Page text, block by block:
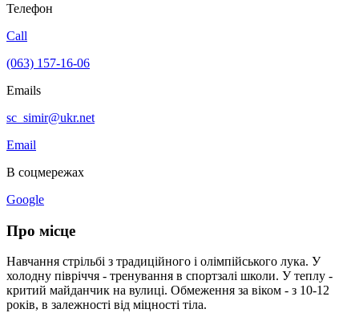
Телефон
Call
(063) 157-16-06
Emails
sc_simir@ukr.net
Email
В соцмережах
Google
Про місце
Навчання стрільбі з традиційного і олімпійського лука. У
холодну півріччя - тренування в спортзалі школи. У теплу -
критий майданчик на вулиці. Обмеження за віком - з 10-12
років, в залежності від міцності тіла.